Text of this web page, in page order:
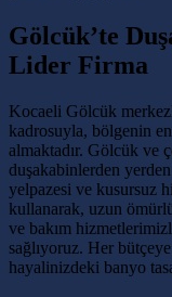
Gölcük’te
Lider Firma
Kocaeli Gölcük
kadrosuyla, bölgenin
almaktadır. Gölcük ve
duşakabinlerden
yelpazesi ve kusursuz
kullanarak, uzun
ve bakım
sağlıyoruz. Her
hayalinizdeki banyo